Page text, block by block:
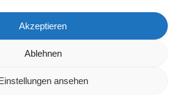
Akzeptieren
Ablehnen
ansehen
um dir die bestmögliche Erfahrung auf
du erfahren, welche Cookies wir